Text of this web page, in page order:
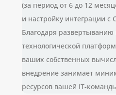
(за период от 6 до 12
и настройку интеграции с
Благодаря развертыванию
технологической
ваших собственных
внедрение занимает
ресурсов вашей IT-